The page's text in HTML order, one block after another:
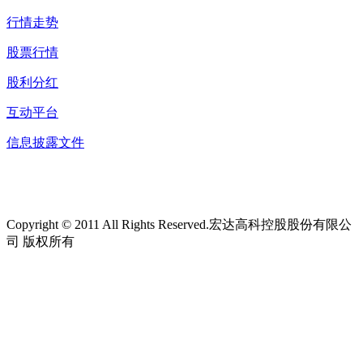
行情走势
股票行情
股利分红
互动平台
信息披露文件
Copyright © 2011 All Rights Reserved.宏达高科控股股份有限公
司 版权所有